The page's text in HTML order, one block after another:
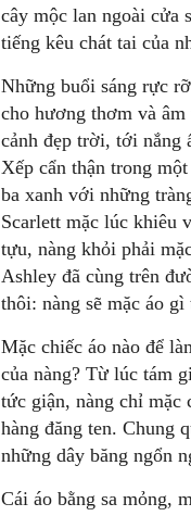
cây mộc lan ngoài cửa
tiếng kêu chát tai của
Những buổi sáng rực
cho hương thơm và
cảnh đẹp trời, tới nắng
Xếp cẩn thận trong
ba xanh với những
Scarlett mặc lúc khiêu
tựu, nàng khỏi phải
Ashley đã cùng trên
thôi: nàng sẽ mặc áo gì
Mặc chiếc áo nào để
của nàng? Từ lúc tám
tức giận, nàng chỉ mặc
hàng đăng ten. Chung
những dây băng ngổn
Cái áo bằng sa mỏng,